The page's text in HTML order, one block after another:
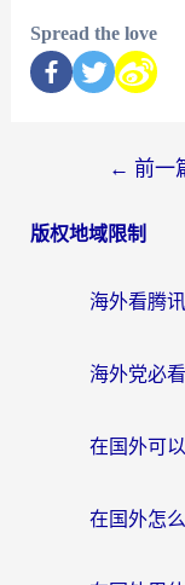
Spread the love
← 前一
版权地域限制